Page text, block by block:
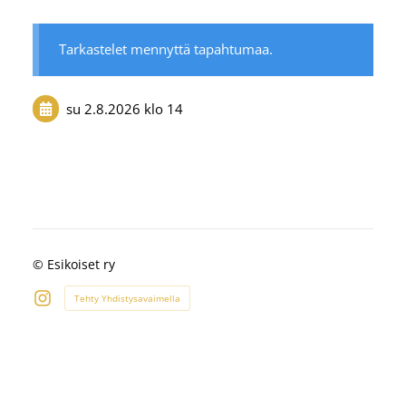
Tarkastelet mennyttä tapahtumaa.
su 2.8.2026 klo 14
© Esikoiset ry
Instagram
Tehty Yhdistysavaimella